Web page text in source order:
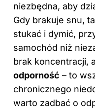
niezbędna, aby
Gdy brakuje snu,
stukać i dymić,
samochód niż
brak koncentracji,
odporność – to
chronicznego
warto zadbać o